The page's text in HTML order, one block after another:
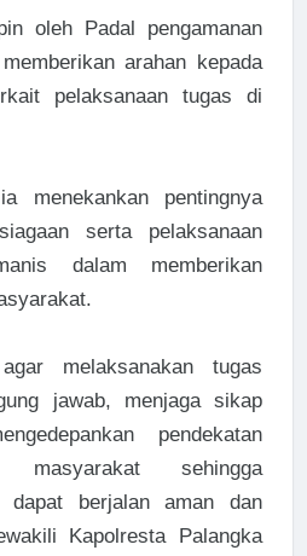
oleh Padal pengamanan
arahan kepada
pelaksanaan tugas di
menekankan pentingnya
serta pelaksanaan
dalam memberikan
melaksanakan tugas
jawab, menjaga sikap
pendekatan
masyarakat sehingga
dapat berjalan aman dan
Kapolresta Palangka